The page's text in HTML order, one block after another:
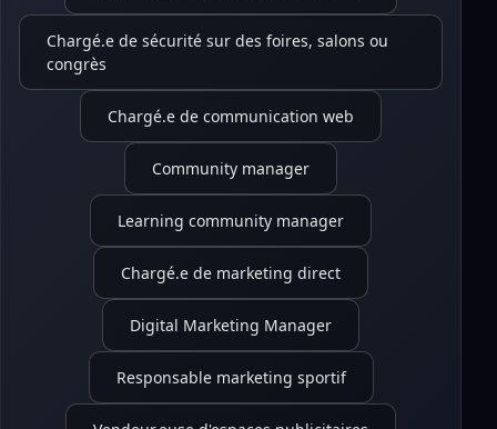
Chargé.e de sécurité sur des foires, salons ou
congrès
Chargé.e de communication web
Community manager
Learning community manager
Chargé.e de marketing direct
Digital Marketing Manager
Responsable marketing sportif